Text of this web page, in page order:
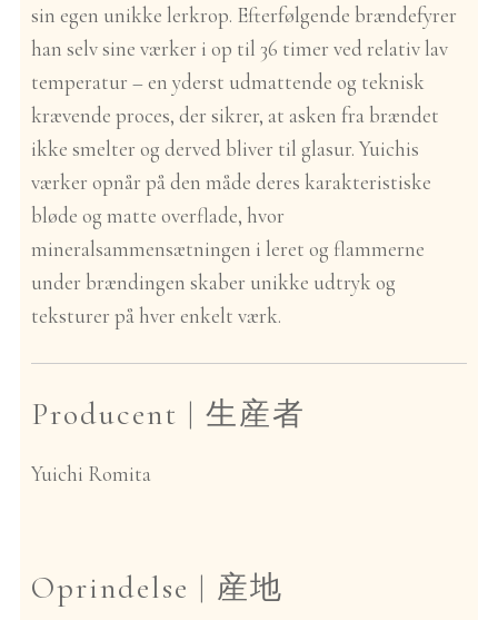
sin egen unikke lerkrop. Efterfølgende brændefyrer
han selv sine værker i op til 36 timer ved relativ lav
temperatur – en yderst udmattende og teknisk
krævende proces, der sikrer, at asken fra brændet
ikke smelter og derved bliver til glasur. Yuichis
værker opnår på den måde deres karakteristiske
bløde og matte overflade, hvor
mineralsammensætningen i leret og flammerne
under brændingen skaber unikke udtryk og
teksturer på hver enkelt værk.
Producent | 生産者
Yuichi Romita
Oprindelse | 産地